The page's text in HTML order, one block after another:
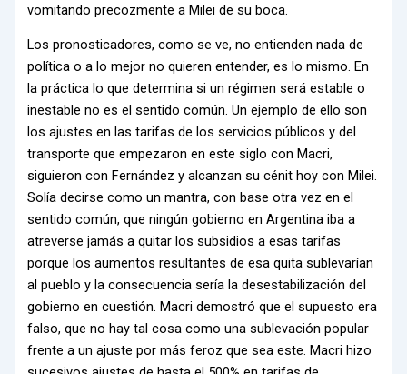
vomitando precozmente a Milei de su boca.
Los pronosticadores, como se ve, no entienden nada de
política o a lo mejor no quieren entender, es lo mismo. En
la práctica lo que determina si un régimen será estable o
inestable no es el sentido común. Un ejemplo de ello son
los ajustes en las tarifas de los servicios públicos y del
transporte que empezaron en este siglo con Macri,
siguieron con Fernández y alcanzan su cénit hoy con Milei.
Solía decirse como un mantra, con base otra vez en el
sentido común, que ningún gobierno en Argentina iba a
atreverse jamás a quitar los subsidios a esas tarifas
porque los aumentos resultantes de esa quita sublevarían
al pueblo y la consecuencia sería la desestabilización del
gobierno en cuestión. Macri demostró que el supuesto era
falso, que no hay tal cosa como una sublevación popular
frente a un ajuste por más feroz que sea este. Macri hizo